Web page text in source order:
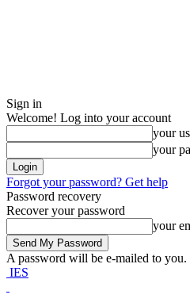
Sign in
Welcome! Log into your account
your
your
Forgot your password? Get help
Password recovery
Recover your password
your
A password will be e-mailed to you.
IES